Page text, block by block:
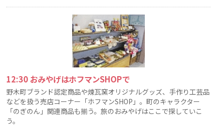
12:30 おみやげはホフマンSHOPで
野木町ブランド認定商品や煉瓦窯オリジナルグッズ、手作り工芸品
などを扱う売店コーナー「ホフマンSHOP」。町のキャラクター
「のぎのん」関連商品も揃う。旅のおみやげはここで探していこ
う。